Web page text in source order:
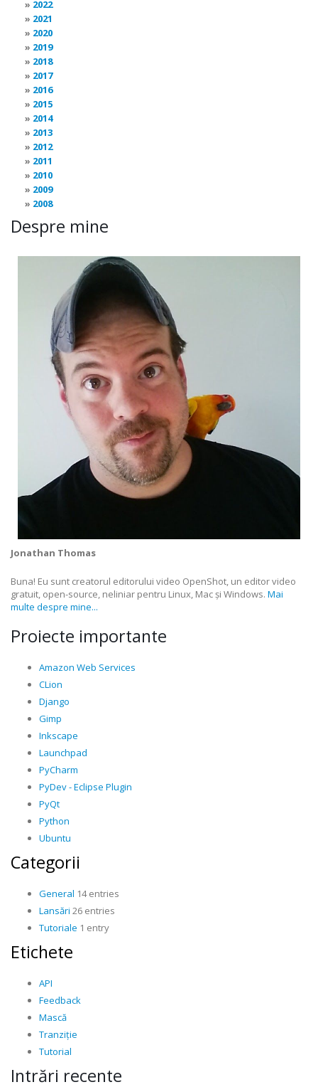
2022
2021
2020
2019
2018
2017
2016
2015
2014
2013
2012
2011
2010
2009
2008
Despre mine
Jonathan Thomas
Buna! Eu sunt creatorul editorului video OpenShot, un editor video
gratuit, open-source, neliniar pentru Linux, Mac și Windows. Mai
multe despre mine...
Proiecte importante
Amazon Web Services
CLion
Django
Gimp
Inkscape
Launchpad
PyCharm
PyDev - Eclipse Plugin
PyQt
Python
Ubuntu
Categorii
General 14 entries
Lansări 26 entries
Tutoriale 1 entry
Etichete
API
Feedback
Mască
Tranziție
Tutorial
Intrări recente